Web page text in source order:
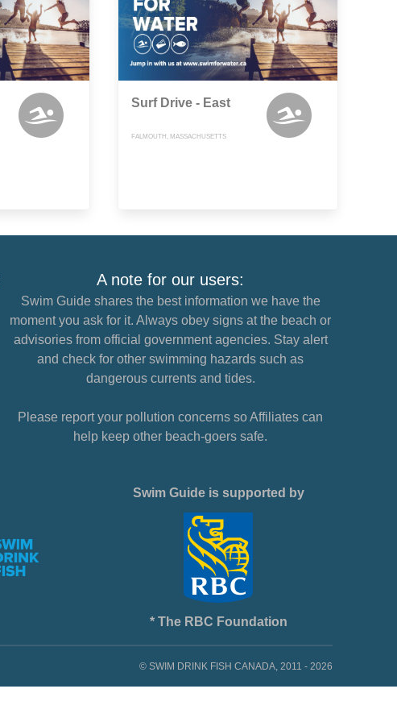
Surf Drive - East
FALMOUTH, MASSACHUSETTS
A note for our users:
Swim Guide shares the best information we have the
moment you ask for it. Always obey signs at the beach or
advisories from official government agencies. Stay alert
and check for other swimming hazards such as
dangerous currents and tides.
Please report your pollution concerns so Affiliates can
help keep other beach-goers safe.
Swim Guide is supported by
* The RBC Foundation
© SWIM DRINK FISH CANADA, 2011 - 2026